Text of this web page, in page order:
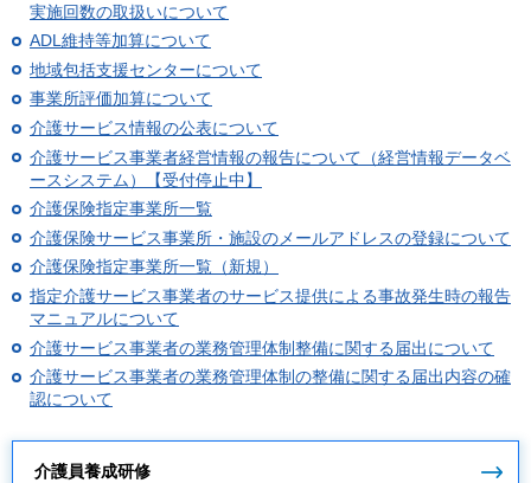
実施回数の取扱いについて
ADL維持等加算について
地域包括支援センターについて
事業所評価加算について
介護サービス情報の公表について
介護サービス事業者経営情報の報告について（経営情報データベ
ースシステム）【受付停止中】
介護保険指定事業所一覧
介護保険サービス事業所・施設のメールアドレスの登録について
介護保険指定事業所一覧（新規）
指定介護サービス事業者のサービス提供による事故発生時の報告
マニュアルについて
介護サービス事業者の業務管理体制整備に関する届出について
介護サービス事業者の業務管理体制の整備に関する届出内容の確
認について
介護員養成研修